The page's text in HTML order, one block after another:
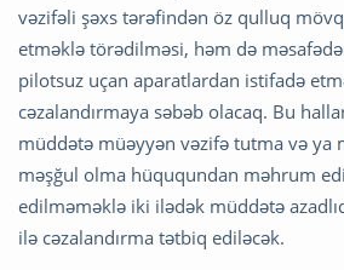
vəzifəli şəxs tərəfindən öz qulluq
etməklə törədilməsi, həm də
pilotsuz uçan aparatlardan istifadə
cəzalandırmaya səbəb olacaq. Bu
müddətə müəyyən vəzifə tutma və ya
məşğul olma hüququndan məhrum
edilməməklə iki ilədək müddətə
ilə cəzalandırma tətbiq ediləcək.